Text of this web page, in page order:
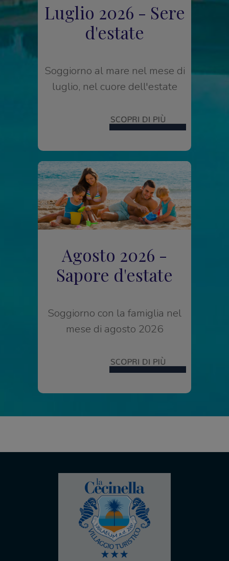
Luglio 2026 - Sere
d'estate
Soggiorno al mare nel mese di
luglio, nel cuore dell'estate
Agosto 2026 -
Sapore d'estate
Soggiorno con la famiglia nel
mese di agosto 2026